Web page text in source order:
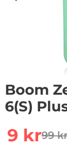
Boom
6(S)
rea
9 kr99